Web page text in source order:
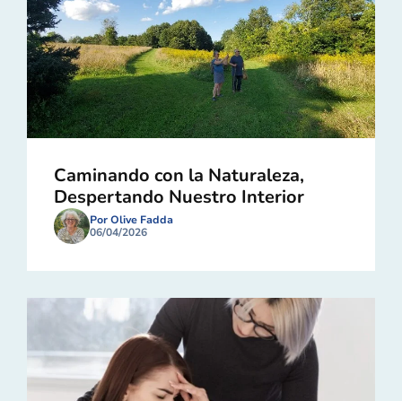
Caminando con la Naturaleza,
Despertando Nuestro Interior
Por Olive Fadda
06/04/2026